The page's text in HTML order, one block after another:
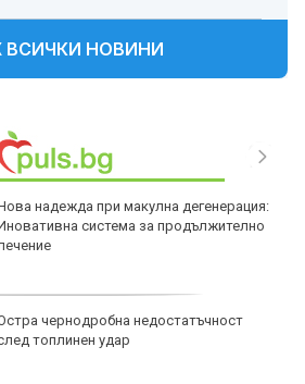
ВСИЧКИ НОВИНИ
надежда при макулна дегенерация:
система за продължително
чернодробна недостатъчност
топлинен удар